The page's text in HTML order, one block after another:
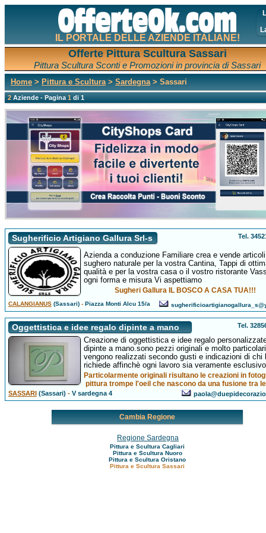
IL PORTALE DELLE AZIENDE ITALIANE!
Offerte Pittura Scultura Sassari
Pittura Scultura Sconti e Promozioni in provincia di Sassari
Home > Pittura e Scultura> Sardegna> Sassari
2Aziende - Pagina1di 1
Sugherificio Artigiano Gallura Srl-s Tel.
Azienda a conduzione Familiare crea e vende
sughero naturale per la vostra Cantina, Tappi di
qualità e per la vostra casa o il vostro ristorante
ogni forma e misura Vi aspettiamo
Sugheri Gallura IL BOSCO A CASA TUA!!!
CALANGIANUS(Sassari) -Piazza Monti Alcu 15/a
Oggettistica e idee regalo dipinte a mano Tel.
Creazione di oggettistica e idee regalo
dipinte a mano.sono pezzi originali e molto
vengono realizzati secondo gusti e indicazioni di chi
richiede affinchè ogni lavoro sia veramente esclusivo
Particolarmente originali risultano le creazioni in
pittura trompe l'oeil che nascono da una fusione tra
SASSARI(Sassari) -V sardegna 4
Cambia Regione
Regione Sardegna
Pittura e Scultura Cagliari
Pittura e Scultura Nuoro
Pittura e Scultura Oristano
Pittura e Scultura Sassari